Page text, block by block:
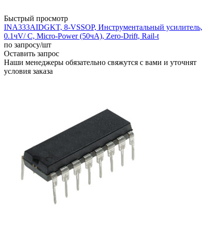
Быстрый просмотр
INA333AIDGKT, 8-VSSOP, Инструментальный усилитель,
0.1чV/ C, Micro-Power (50чA), Zero-Drift, Rail-t
по запросу/шт
Оставить запрос
Наши менеджеры обязательно свяжутся с вами и уточнят
условия заказа